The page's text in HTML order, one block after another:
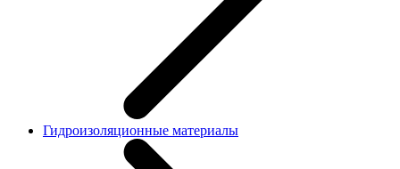
Гидроизоляционные материалы